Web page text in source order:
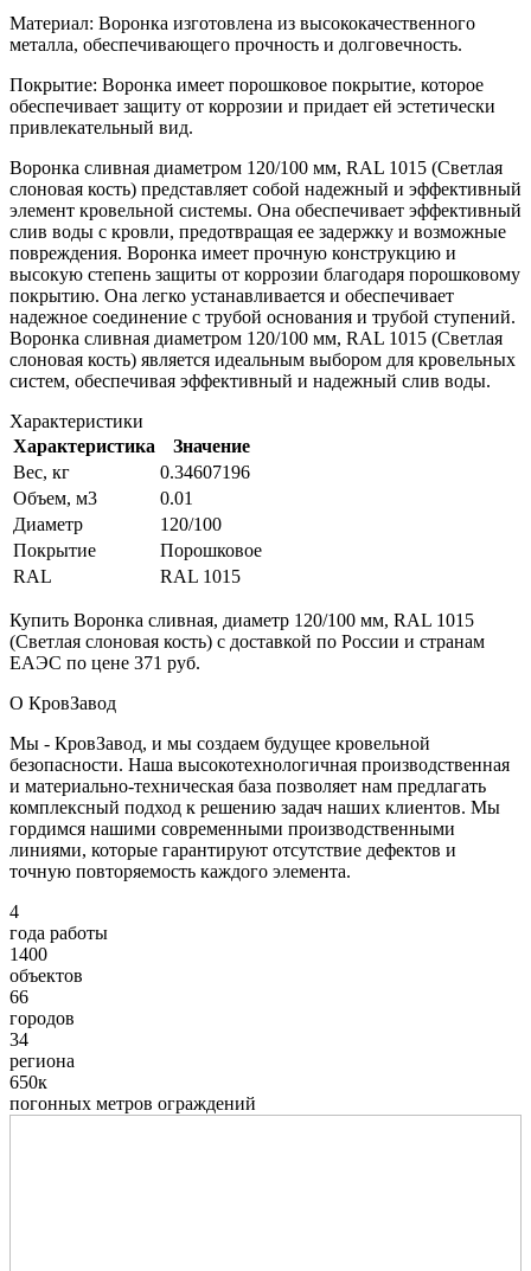
Материал: Воронка изготовлена из высококачественного
металла, обеспечивающего прочность и долговечность.
Покрытие: Воронка имеет порошковое покрытие, которое
обеспечивает защиту от коррозии и придает ей эстетически
привлекательный вид.
Воронка сливная диаметром 120/100 мм, RAL 1015 (Светлая
слоновая кость) представляет собой надежный и эффективный
элемент кровельной системы. Она обеспечивает эффективный
слив воды с кровли, предотвращая ее задержку и возможные
повреждения. Воронка имеет прочную конструкцию и
высокую степень защиты от коррозии благодаря порошковому
покрытию. Она легко устанавливается и обеспечивает
надежное соединение с трубой основания и трубой ступений.
Воронка сливная диаметром 120/100 мм, RAL 1015 (Светлая
слоновая кость) является идеальным выбором для кровельных
систем, обеспечивая эффективный и надежный слив воды.
Характеристики
Характеристика
Значение
Вес, кг
0.34607196
Объем, м3
0.01
Диаметр
120/100
Покрытие
Порошковое
RAL
RAL 1015
Купить Воронка сливная, диаметр 120/100 мм, RAL 1015
(Светлая слоновая кость) с доставкой по России и странам
ЕАЭС по цене 371 руб.
О КровЗавод
Мы - КровЗавод, и мы создаем будущее кровельной
безопасности. Наша высокотехнологичная производственная
и материально-техническая база позволяет нам предлагать
комплексный подход к решению задач наших клиентов. Мы
гордимся нашими современными производственными
линиями, которые гарантируют отсутствие дефектов и
точную повторяемость каждого элемента.
4
года работы
1400
объектов
66
городов
34
региона
650к
погонных метров ограждений